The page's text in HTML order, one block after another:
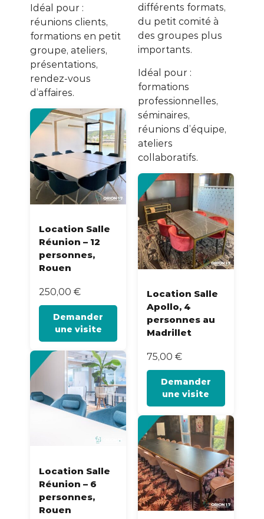
Idéal pour :
réunions clients,
formations en petit
groupe, ateliers,
présentations,
rendez-vous
d’affaires.
Location Salle
Réunion – 12
personnes,
Rouen
250,00€
Demander
une visite
Location Salle
Réunion – 6
personnes,
Rouen
différents formats,
du petit comité à
des groupes plus
importants.
Idéal pour :
formations
professionnelles,
séminaires,
réunions d’équipe,
ateliers
collaboratifs.
Location Salle
Apollo, 4
personnes au
Madrillet
75,00 €
Demander
une visite